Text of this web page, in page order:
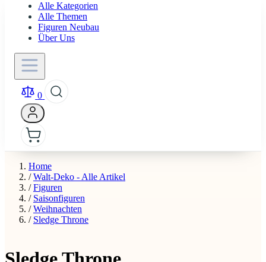
Alle Kategorien
Alle Themen
Figuren Neubau
Über Uns
0
Home
/ Walt-Deko - Alle Artikel
/ Figuren
/ Saisonfiguren
/ Weihnachten
/ Sledge Throne